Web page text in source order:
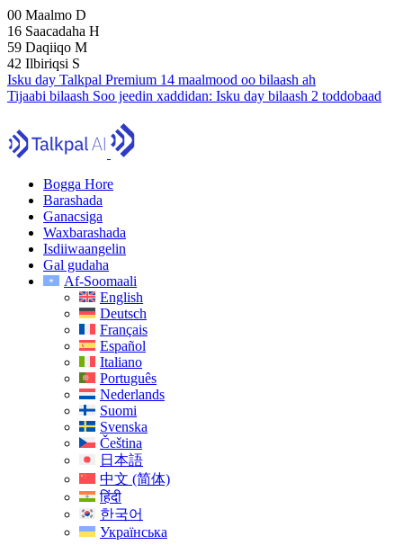
00 Maalmo D
16 Saacadaha H
59 Daqiiqo M
41 Ilbiriqsi S
Isku day Talkpal Premium 14 maalmood oo bilaash ah
Tijaabi bilaash Soo jeedin xaddidan: Isku day bilaash 2 toddobaad
Bogga Hore
Barashada
Ganacsiga
Waxbarashada
Isdiiwaangelin
Gal gudaha
Af-Soomaali
English
Deutsch
Français
Español
Italiano
Português
Nederlands
Suomi
Svenska
Čeština
日本語
中文 (简体)
हिंदी
한국어
Українська